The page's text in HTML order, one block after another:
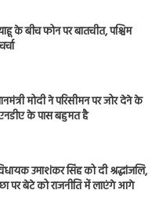
के बीच फोन पर बातचीत, पश्चिम
मोदी ने परिसीमन पर जोर देने के
के पास बहुमत है
उमाशंकर सिंह को दी श्रद्धांजलि,
पर बेटे को राजनीति में लाएंगे आगे